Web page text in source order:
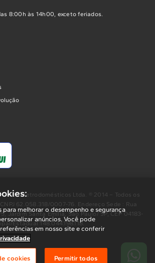
8:00h às 14h00, exceto feriados.
de Eletrodomésticos Ltda. ® 2014 – Todos os
62.058.318/0007-76. Endereço Sede : Rua
Jardim Santa Emília, São Paulo/ SP, CEP 04183-
Estadual 148.044.198.118.
melhorar o desempenho e segurança
anúncios. Você pode
em nosso site e conferir
cookies Permitir todos